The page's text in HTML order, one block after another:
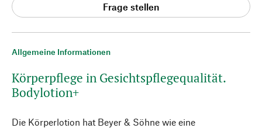
Allgemeine Informationen
Körperpflege in Gesichtspflegequalität.
Bodylotion+
Die Körperlotion hat Beyer & Söhne wie eine
Frage stellen